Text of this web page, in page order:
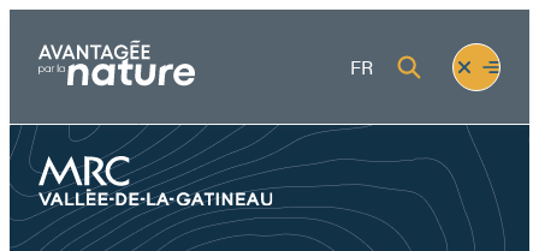
content
FR
Fermer
le
menu
Ouvrir
le